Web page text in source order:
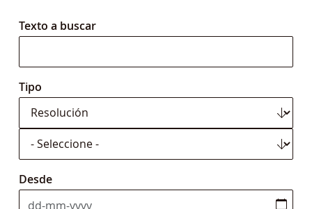
Texto a buscar
Tipo
Desde